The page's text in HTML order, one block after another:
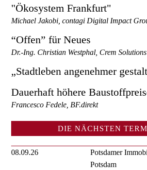
"Ökosystem Frankfurt"
Michael Jakobi, contagi Digital Impact
“Offen” für Neues
Dr.-Ing. Christian Westphal, Crem Solutions
„Stadtleben angenehmer
Dauerhaft höhere
Francesco Fedele, BF.direkt
DIE NÄCHSTEN
08.09.26
Potsdamer
Potsdam